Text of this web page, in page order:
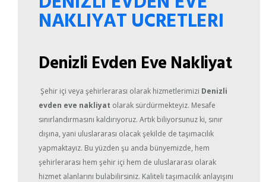
NAKLIYAT UCRETLERI
Denizli Evden Eve Nakliyat
Şehir içi veya şehirlerarası olarak hizmetlerimizi Denizli
evden eve nakliyat olarak sürdürmekteyiz. Mesafe
sınırlandırmasını kaldırıyoruz. Artık biliyorsunuz ki, sınır
dışına, yani uluslararası olacak şekilde de taşımacılık
yapmaktayız. Bu yüzden şu anda bünyemizde, hem
şehirlerarası hem şehir içi hem de uluslararası olarak
hizmet alanlarını bulabilirsiniz. Kaliteli taşımacılık anlayışını